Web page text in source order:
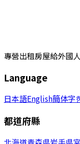
專營出租房屋給外國
Language
日本語English簡体字
都道府縣